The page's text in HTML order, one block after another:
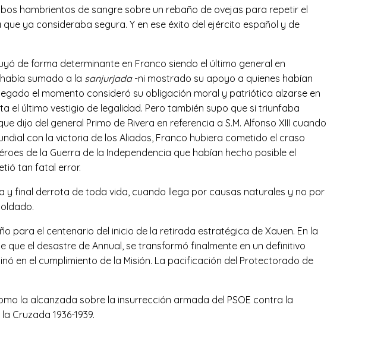
hambrientos de sangre sobre un rebaño de ovejas para repetir el
ya consideraba segura. Y en ese éxito del ejército español y de
de forma determinante en Franco siendo el último general en
sumado a la sanjurjada-ni mostrado su apoyo a quienes habían
el momento consideró su obligación moral y patriótica alzarse en
el último vestigio de legalidad. Pero también supo que si triunfaba
dijo del general Primo de Rivera en referencia a S.M. Alfonso XIII cuando
con la victoria de los Aliados, Franco hubiera cometido el craso
de la Guerra de la Independencia que habían hecho posible el
tan fatal error.
y final derrota de toda vida, cuando llega por causas naturales y no por
para el centenario del inicio de la retirada estratégica de Xauen. En la
el desastre de Annual, se transformó finalmente en un definitivo
en el cumplimiento de la Misión. La pacificación del Protectorado de
la alcanzada sobre la insurrección armada del PSOE contra la
Cruzada 1936-1939.